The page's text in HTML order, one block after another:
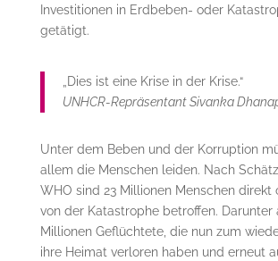
Investitionen in Erdbeben- oder
getätigt.
„Dies ist eine Krise in der Krise.“
UNHCR-Repräsentant Sivanka
Unter dem Beben und der Korruption
allem die Menschen leiden. Nach
WHO sind 23 Millionen Menschen direkt
von der Katastrophe betroffen. Darunter
Millionen Geflüchtete, die nun zum
ihre Heimat verloren haben und erneut